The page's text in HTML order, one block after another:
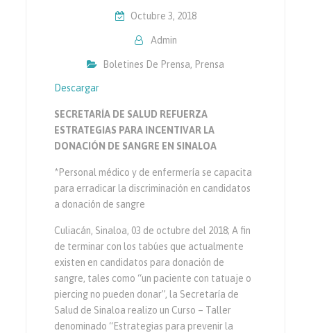
Octubre 3, 2018
Admin
Boletines De Prensa, Prensa
Descargar
SECRETARÍA DE SALUD REFUERZA
ESTRATEGIAS PARA INCENTIVAR LA
DONACIÓN DE SANGRE EN SINALOA
*Personal médico y de enfermería se capacita
para erradicar la discriminación en candidatos
a donación de sangre
Culiacán, Sinaloa, 03 de octubre del 2018; A fin
de terminar con los tabúes que actualmente
existen en candidatos para donación de
sangre, tales como “un paciente con tatuaje o
piercing no pueden donar”, la Secretaría de
Salud de Sinaloa realizo un Curso – Taller
denominado “Estrategias para prevenir la